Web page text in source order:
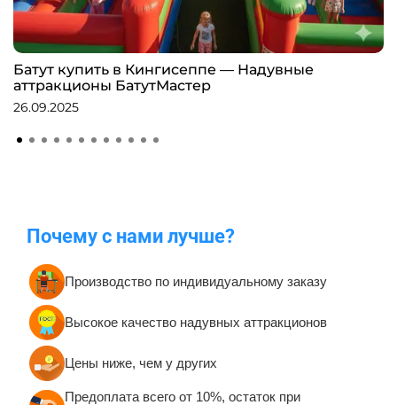
Батут купить в Кингисеппе — Надувные
аттракционы БатутМастер
26.09.2025
Почему с нами лучше?
Производство по индивидуальному заказу
Высокое качество надувных аттракционов
Цены ниже, чем у других
Предоплата всего от 10%, остаток при